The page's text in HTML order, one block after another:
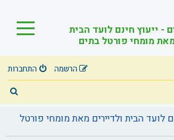
- ייעוץ חינם לועד הבית
מומחי פורטל בתים
התחברות
הרשמה
י
לועד הבית ולדיירים מאת מומחי פורטל